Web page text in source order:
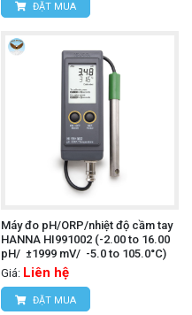
ĐẶT MUA
Máy đo pH/ORP/nhiệt độ cầm tay
HANNA HI991002 (-2.00 to 16.00
pH/ ±1999 mV/ -5.0 to 105.0°C)
Giá: Liên hệ
ĐẶT MUA